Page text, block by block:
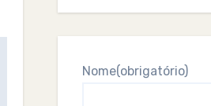
Nome(obrigatório)